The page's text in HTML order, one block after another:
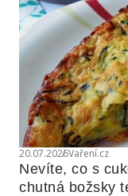
20.07.2026Vaření.cz
Nevíte, co s
chutná božsky